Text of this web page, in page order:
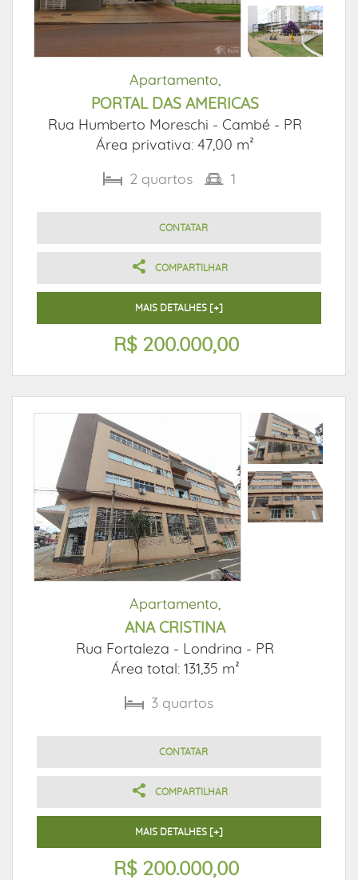
Apartamento,
PORTAL DAS AMERICAS
Rua Humberto Moreschi - Cambé - PR
Área privativa: 47,00 m²
2 quartos 1
CONTATAR
COMPARTILHAR
MAIS DETALHES [+]
R$ 200.000,00
Apartamento,
ANA CRISTINA
Rua Fortaleza - Londrina - PR
Área total: 131,35 m²
3 quartos
CONTATAR
COMPARTILHAR
MAIS DETALHES [+]
R$ 200.000,00